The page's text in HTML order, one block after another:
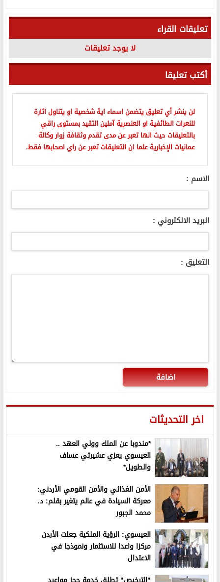
تعليقات القراء
لا يوجد تعليقات
أكتب تعليقا
لن ينشر أي تعليق يتضمن اسماء اية شخصية او يتناول اثارة
للنعرات الطائفية او العنصرية آملين التقيد بمستوى راقي
بالتعليقات حيث انها تعبر عن مدى تقدم وثقافة زوار وكالة
عمانيات الإخبارية علما ان التعليقات تعبر عن راي اصحابها فقط.
الاسم :
البريد الالكتروني :
التعليق :
اضافة
اخر التحديثات
*مندوبا عن الملك وولي العهد ..
العيسوي يعزي عشيرتي عساف
والطويل*
الأمن الغذائي والأمن القومي الأردني:
معركة السيادة في عالم يتغير بقلم: د.
محمد الجبور
العيسوي: الرؤية الملكية جعلت الأردن
مركزا واعدا للاستثمار ونموذجا في
الاعتدال